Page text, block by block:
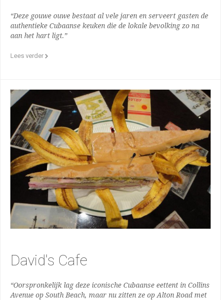
“Deze gouwe ouwe bestaat al vele jaren en serveert gasten de
authentieke Cubaanse keuken die de lokale bevolking zo na
aan het hart ligt.”
Lees verder
David's Cafe
“Oorspronkelijk lag deze iconische Cubaanse eettent in Collins
Avenue op South Beach, maar nu zitten ze op Alton Road met